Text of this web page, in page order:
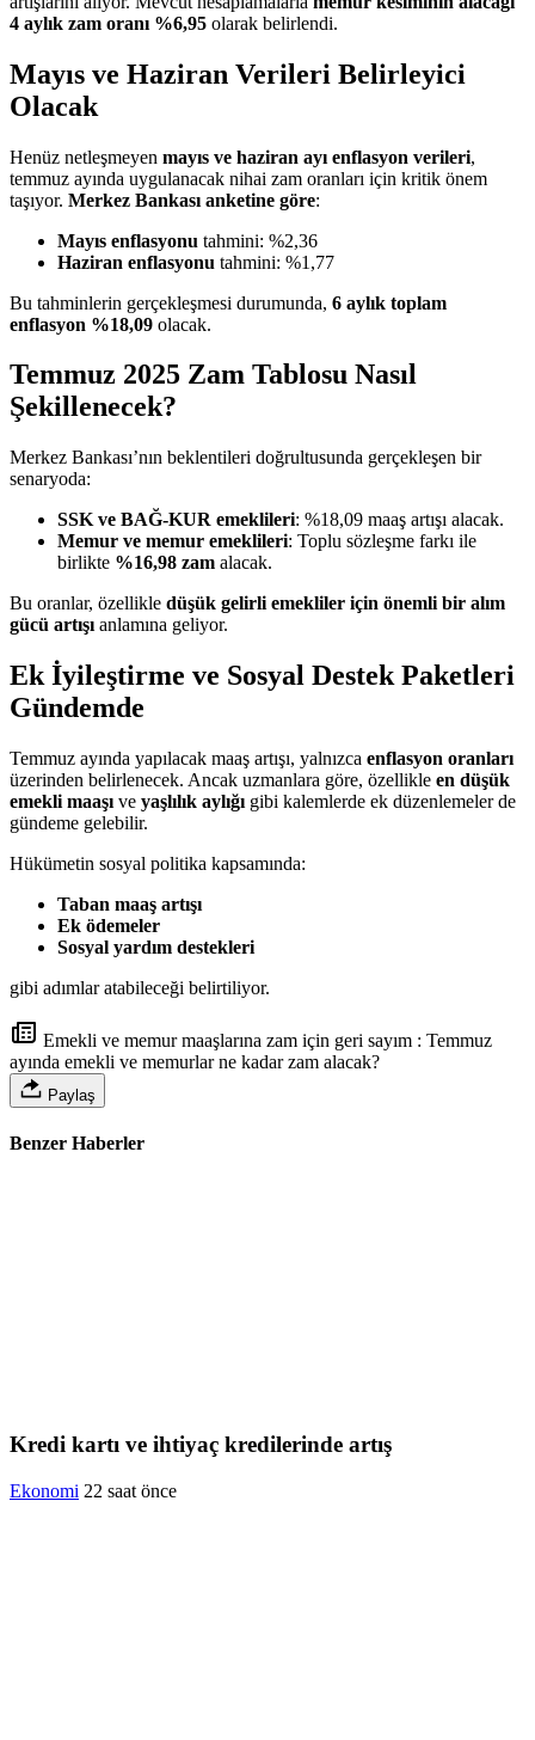
4 aylık zam oranı %6,95 olarak belirlendi.
Mayıs ve Haziran Verileri Belirleyici
Olacak
Henüz netleşmeyen mayıs ve haziran ayı enflasyon verileri,
temmuz ayında uygulanacak nihai zam oranları için kritik önem
taşıyor. Merkez Bankası anketine göre:
Mayıs enflasyonu tahmini: %2,36
Haziran enflasyonu tahmini: %1,77
Bu tahminlerin gerçekleşmesi durumunda, 6 aylık toplam
enflasyon %18,09 olacak.
Temmuz 2025 Zam Tablosu Nasıl
Şekillenecek?
Merkez Bankası’nın beklentileri doğrultusunda gerçekleşen bir
senaryoda:
SSK ve BAĞ-KUR emeklileri: %18,09 maaş artışı alacak.
Memur ve memur emeklileri: Toplu sözleşme farkı ile
birlikte %16,98 zam alacak.
Bu oranlar, özellikle düşük gelirli emekliler için önemli bir alım
gücü artışı anlamına geliyor.
Ek İyileştirme ve Sosyal Destek Paketleri
Gündemde
Temmuz ayında yapılacak maaş artışı, yalnızca enflasyon oranları
üzerinden belirlenecek. Ancak uzmanlara göre, özellikle en düşük
emekli maaşı ve yaşlılık aylığı gibi kalemlerde ek düzenlemeler de
gündeme gelebilir.
Hükümetin sosyal politika kapsamında:
Taban maaş artışı
Ek ödemeler
Sosyal yardım destekleri
gibi adımlar atabileceği belirtiliyor.
Emekli ve memur maaşlarına zam için geri sayım : Temmuz
ayında emekli ve memurlar ne kadar zam alacak?
Paylaş
Benzer Haberler
Kredi kartı ve ihtiyaç kredilerinde artış
Ekonomi 22 saat önce